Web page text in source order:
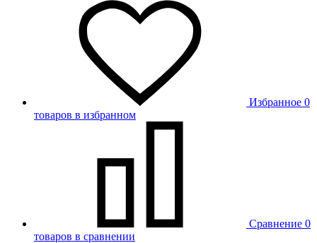
Избранное 0
товаров в избранном
Сравнение 0
товаров в сравнении